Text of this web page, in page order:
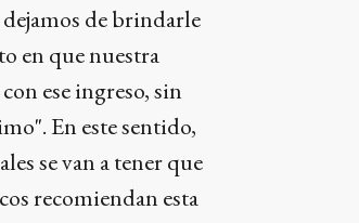
de brindarle
en que nuestra
ese ingreso, sin
En este sentido,
se van a tener que
recomiendan esta